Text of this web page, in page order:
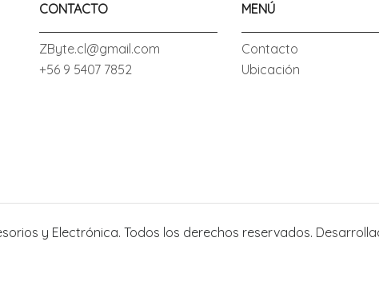
CONTACTO
ZByte.cl@gmail.com
+56 9 5407 7852
MENÚ
Contacto
Ubicación
y Electrónica. Todos los derechos reservados.